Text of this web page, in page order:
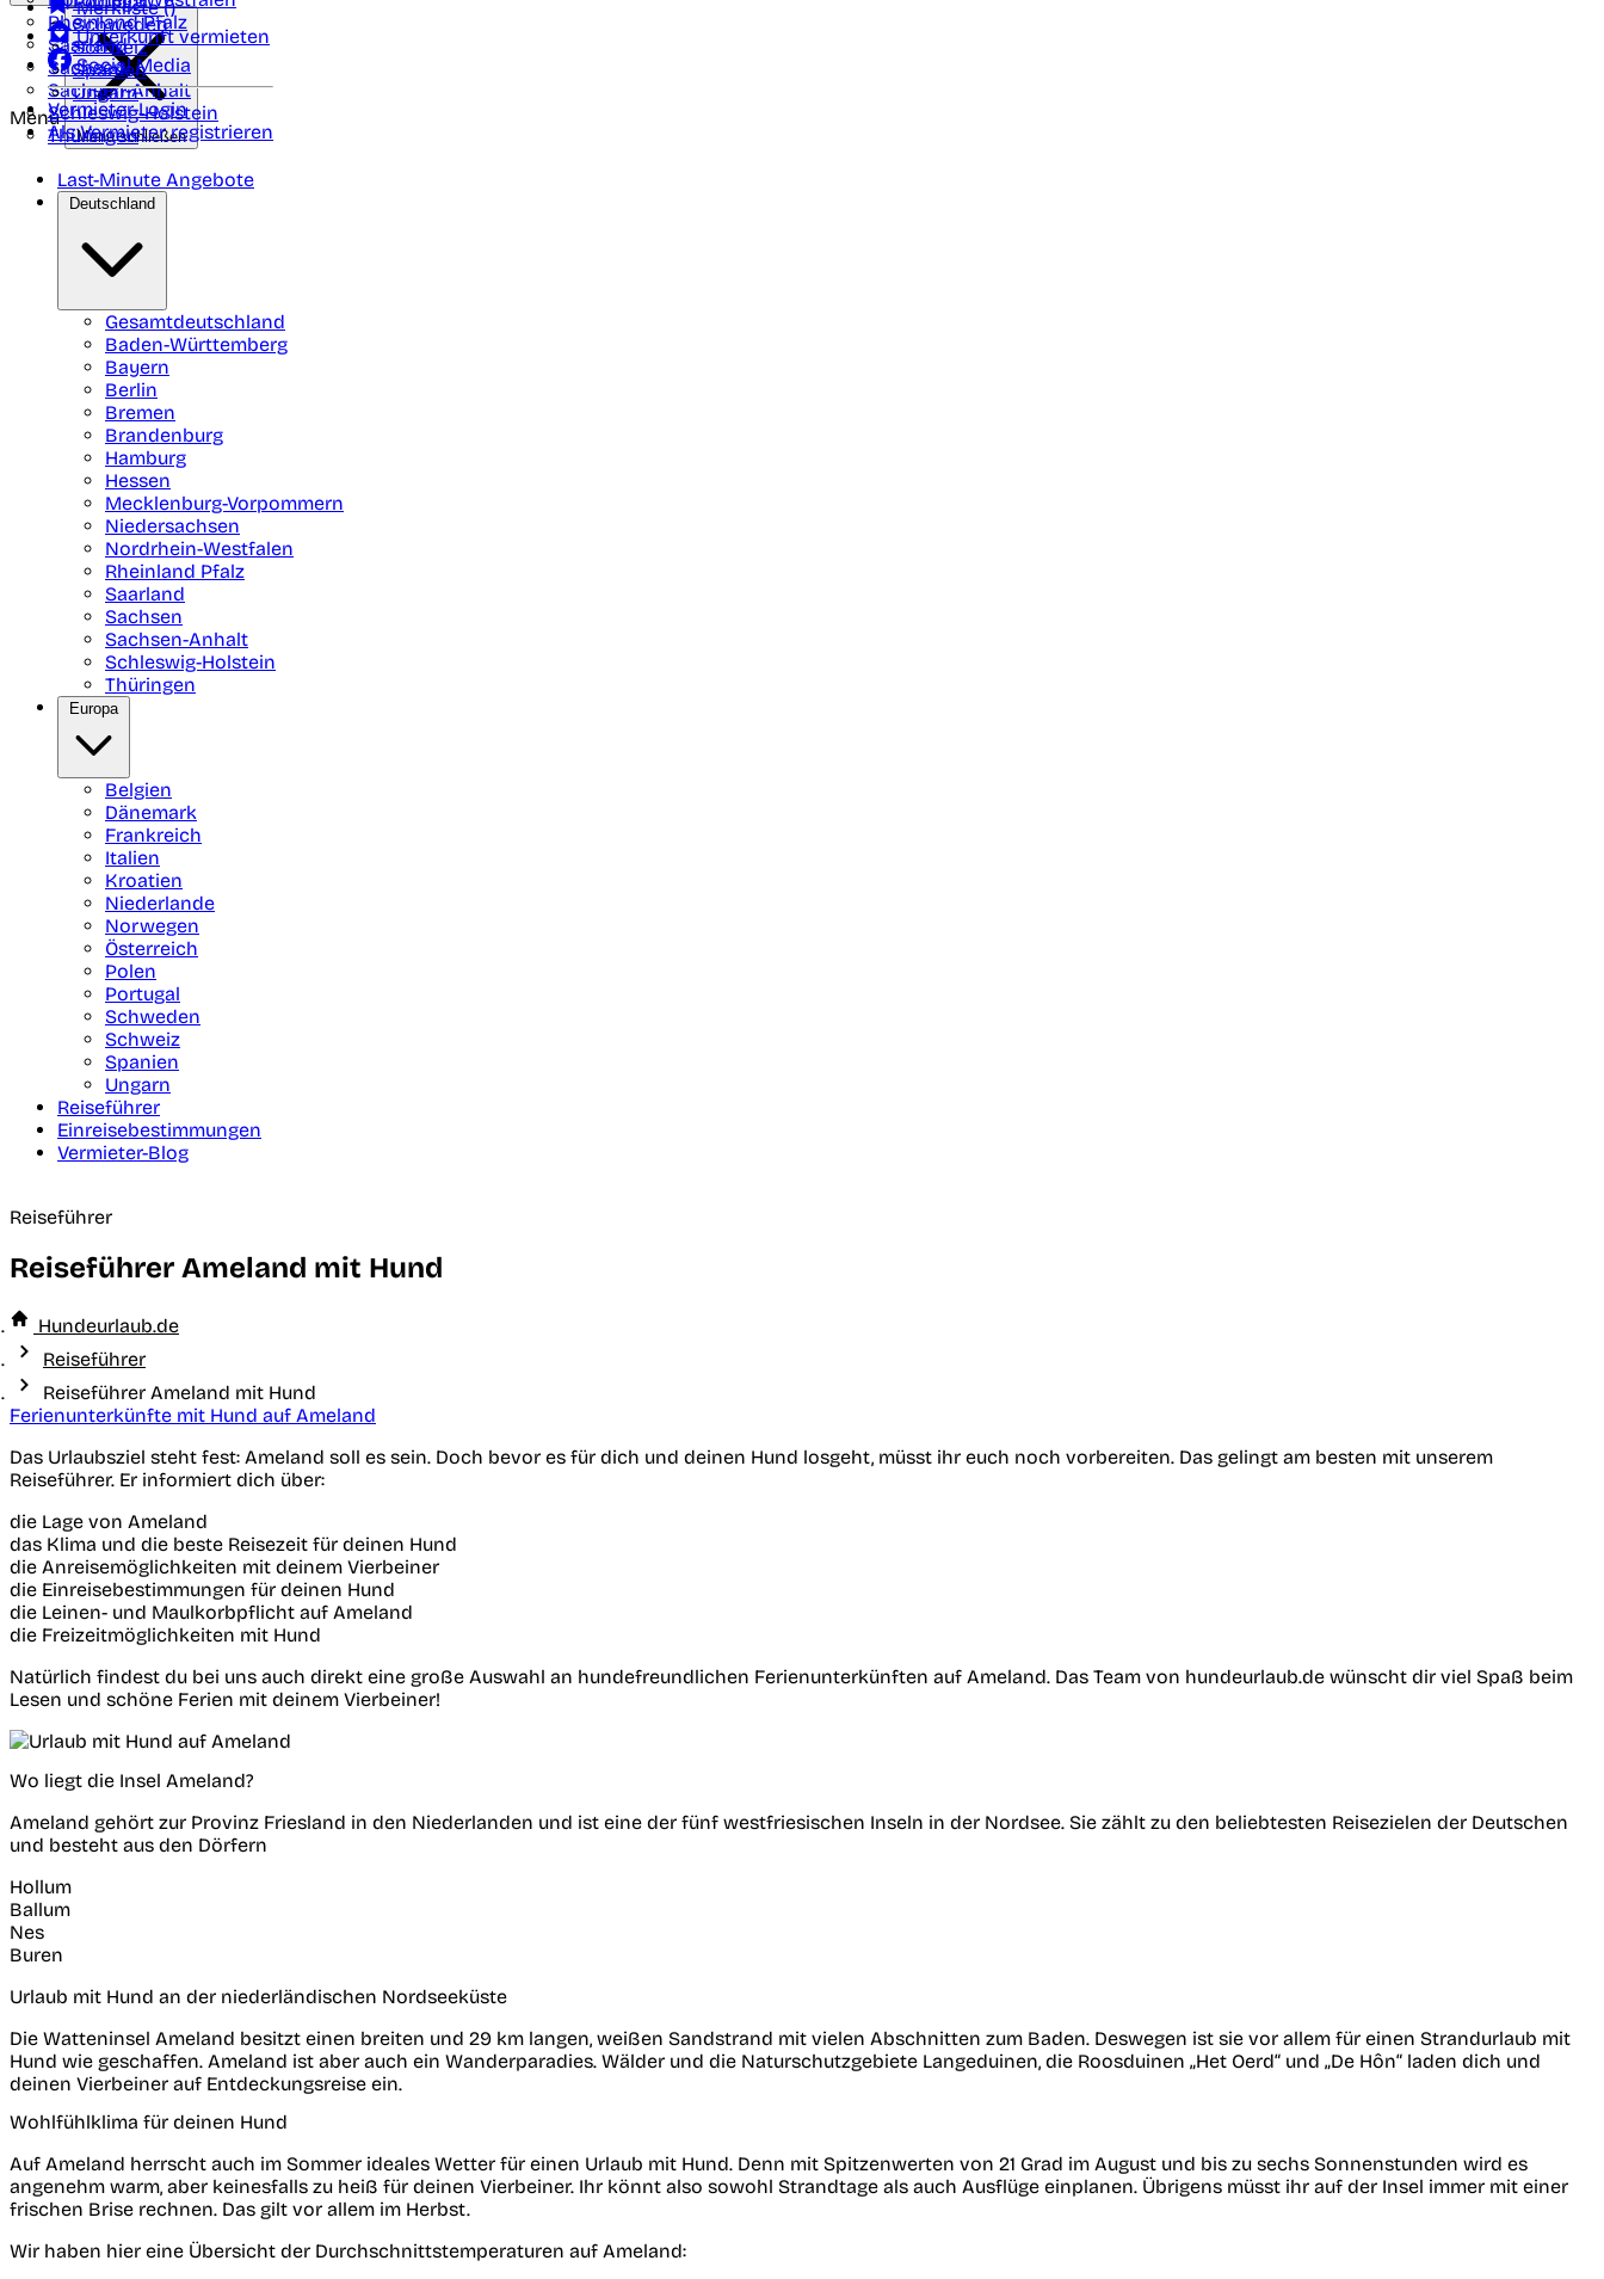
Rheinland Pfalz
Saarland
Sachsen
Sachsen-Anhalt
Schleswig-Holstein
Thüringen
Schweden
Schweiz
Spanien
Ungarn
Merkliste ()
Unterkunft vermieten
Social Media
Vermieter-Login
Als Vermieter registrieren
Menü
Menü schließen
Last-Minute Angebote
Deutschland
Gesamtdeutschland
Baden-Württemberg
Bayern
Berlin
Bremen
Brandenburg
Hamburg
Hessen
Mecklenburg-Vorpommern
Niedersachsen
Nordrhein-Westfalen
Rheinland Pfalz
Saarland
Sachsen
Sachsen-Anhalt
Schleswig-Holstein
Thüringen
Europa
Belgien
Dänemark
Frankreich
Italien
Kroatien
Niederlande
Norwegen
Österreich
Polen
Portugal
Schweden
Schweiz
Spanien
Ungarn
Reiseführer
Einreisebestimmungen
Vermieter-Blog
Reiseführer
Reiseführer Ameland mit Hund
Hundeurlaub.de
Reiseführer
Reiseführer Ameland mit Hund
Ferienunterkünfte mit Hund auf Ameland
Das Urlaubsziel steht fest: Ameland soll es sein. Doch bevor es für dich und deinen Hund losgeht, müsst ihr euch noch vorbereiten. Das gelingt am besten mit unserem
Reiseführer. Er informiert dich über:
die Lage von Ameland
das Klima und die beste Reisezeit für deinen Hund
die Anreisemöglichkeiten mit deinem Vierbeiner
die Einreisebestimmungen für deinen Hund
die Leinen- und Maulkorbpflicht auf Ameland
die Freizeitmöglichkeiten mit Hund
Natürlich findest du bei uns auch direkt eine große Auswahl an hundefreundlichen Ferienunterkünften auf Ameland. Das Team von hundeurlaub.de wünscht dir viel Spaß beim
Lesen und schöne Ferien mit deinem Vierbeiner!
Wo liegt die Insel Ameland?
Ameland gehört zur Provinz Friesland in den Niederlanden und ist eine der fünf westfriesischen Inseln in der Nordsee. Sie zählt zu den beliebtesten Reisezielen der Deutschen
und besteht aus den Dörfern
Hollum
Ballum
Nes
Buren
Urlaub mit Hund an der niederländischen Nordseeküste
Die Watteninsel Ameland besitzt einen breiten und 29 km langen, weißen Sandstrand mit vielen Abschnitten zum Baden. Deswegen ist sie vor allem für einen Strandurlaub mit
Hund wie geschaffen. Ameland ist aber auch ein Wanderparadies. Wälder und die Naturschutzgebiete Langeduinen, die Roosduinen „Het Oerd“ und „De Hôn“ laden dich und
deinen Vierbeiner auf Entdeckungsreise ein.
Wohlfühlklima für deinen Hund
Auf Ameland herrscht auch im Sommer ideales Wetter für einen Urlaub mit Hund. Denn mit Spitzenwerten von 21 Grad im August und bis zu sechs Sonnenstunden wird es
angenehm warm, aber keinesfalls zu heiß für deinen Vierbeiner. Ihr könnt also sowohl Strandtage als auch Ausflüge einplanen. Übrigens müsst ihr auf der Insel immer mit einer
frischen Brise rechnen. Das gilt vor allem im Herbst.
Wir haben hier eine Übersicht der Durchschnittstemperaturen auf Ameland: